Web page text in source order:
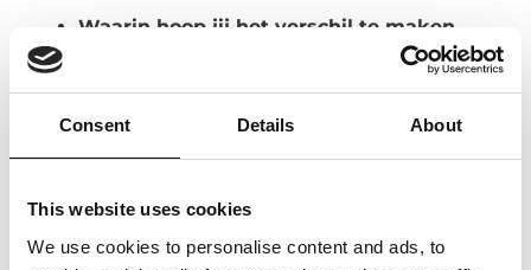
Consent Details About
This website uses cookies
We use cookies to personalise content and ads, to
Waarin hoop jij het verschil te maken
Hierdoor kijk ik anders naar vraagstukken en
zie ik snel wat er anders kan, hoe een team